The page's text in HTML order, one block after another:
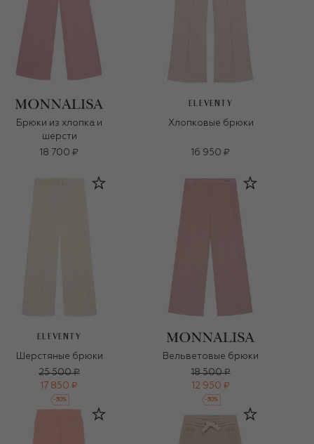
Брюки из хлопка и
шерсти
18 700 ₽
ELEVENTY
Хлопковые брюки
16 950 ₽
ELEVENTY
Шерстяные брюки
25 500 ₽
17 850 ₽
-30%
Вельветовые брюки
18 500 ₽
12 950 ₽
-30%